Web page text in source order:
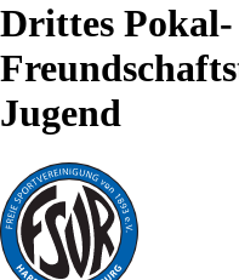
Drittes Pokal-
Jugend